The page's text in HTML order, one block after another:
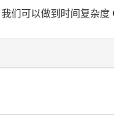
们可以做到时间复杂度